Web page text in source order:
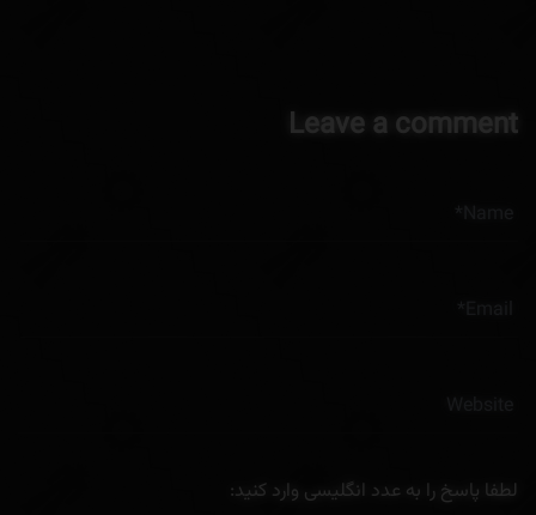
Leave a comment
لطفا پاسخ را به عدد انگلیسی وارد کنید: